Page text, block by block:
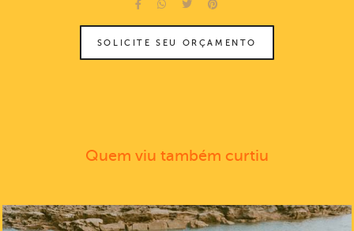
SOLICITE SEU ORÇAMENTO
Quem viu também curtiu